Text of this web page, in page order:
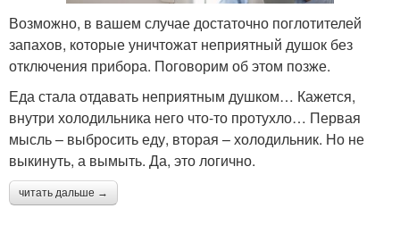
Возможно, в вашем случае достаточно поглотителей
запахов, которые уничтожат неприятный душок без
отключения прибора. Поговорим об этом позже.
Еда стала отдавать неприятным душком… Кажется,
внутри холодильника него что-то протухло… Первая
мысль – выбросить еду, вторая – холодильник. Но не
выкинуть, а вымыть. Да, это логично.
читать дальше →